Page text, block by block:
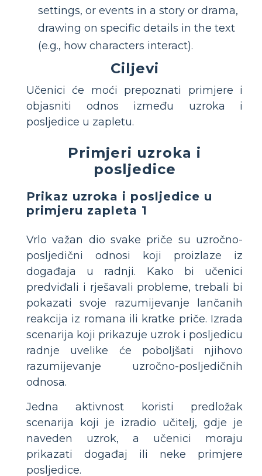
settings, or events in a story or drama,
drawing on specific details in the text
(e.g., how characters interact).
Ciljevi
Učenici će moći prepoznati primjere i
objasniti odnos između uzroka i
posljedice u zapletu.
Primjeri uzroka i
posljedice
Prikaz uzroka i posljedice u
primjeru zapleta 1
Vrlo važan dio svake priče su uzročno-
posljedični odnosi koji proizlaze iz
događaja u radnji. Kako bi učenici
predviđali i rješavali probleme, trebali bi
pokazati svoje razumijevanje lančanih
reakcija iz romana ili kratke priče. Izrada
scenarija koji prikazuje uzrok i posljedicu
radnje uvelike će poboljšati njihovo
razumijevanje uzročno-posljedičnih
odnosa.
Jedna aktivnost koristi predložak
scenarija koji je izradio učitelj, gdje je
naveden uzrok, a učenici moraju
prikazati događaj ili neke primjere
posljedice.